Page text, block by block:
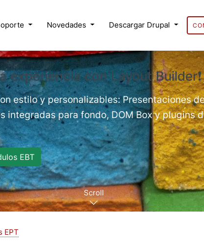
Novedades Descargar Drupal
con Layout Builder❗
estilo y personalizables: Presentaciones
integradas para fondo, DOM Box y plugins
EBT
Scroll
EPT